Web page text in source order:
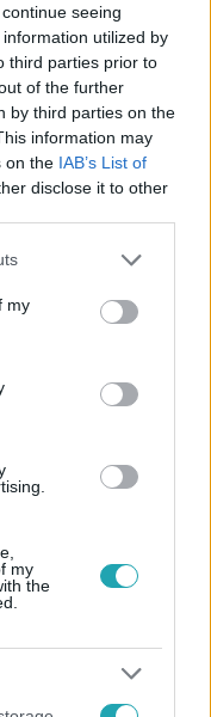
seeing
utilized by
third parties prior to
of the further
by third parties on the
information may
on the IAB’s List of
disclose it to other
or more Google
You may click to
third-party tags to
in below Google
my
my
the
hírekről a
GÖRÖG ZITA